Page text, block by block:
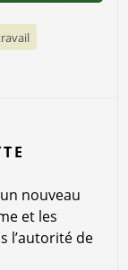
nouveau
et les
l’autorité de